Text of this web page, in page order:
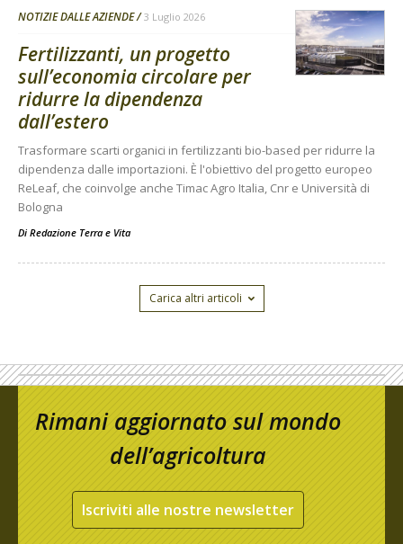
NOTIZIE DALLE AZIENDE 3 Luglio 2026
Fertilizzanti, un progetto
sull’economia circolare per
ridurre la dipendenza
dall’estero
Trasformare scarti organici in fertilizzanti bio-based per ridurre la
dipendenza dalle importazioni. È l'obiettivo del progetto europeo
ReLeaf, che coinvolge anche Timac Agro Italia, Cnr e Università di
Bologna
Di Redazione Terra e Vita
Carica altri articoli
Rimani aggiornato sul mondo
dell’agricoltura
Iscriviti alle nostre newsletter